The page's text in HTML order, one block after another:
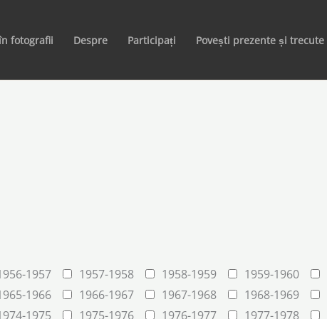
fotografii Despre Participați Povești prezente și trecute
1957 1957-1958 1958-1959 1959-1960
1966 1966-1967 1967-1968 1968-1969
1975 1975-1976 1976-1977 1977-1978